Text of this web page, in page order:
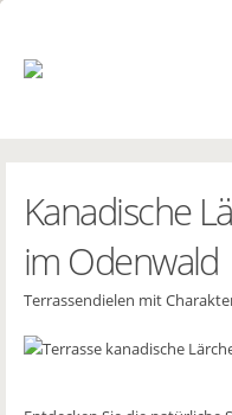
Kanadische
im Odenwald
Terrassendielen mit